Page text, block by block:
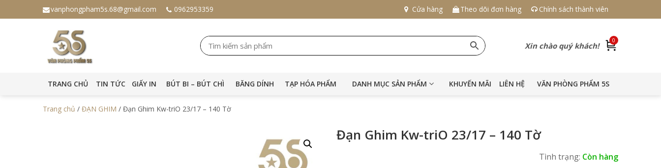
vanphongpham5s.68@gmail.com 0962953359 Cửa hàng Theo dõi đơn hàng Chính sách thành viên
Xin chào quý khách!
0
TRANG CHỦ TIN TỨC GIẤY IN BÚT BI – BÚT CHÌ BĂNG DÍNH TẠP HÓA PHẨM DANH MỤC SẢN PHẨM KHUYẾN MÃI LIÊN HỆ VĂN PHÒNG PHẨM 5S
Trang chủ / ĐẠN GHIM / Đạn Ghim Kw-triO 23/17 – 140 Tờ
Đạn Ghim Kw-triO 23/17 – 140 Tờ
Tình trạng: Còn hàng